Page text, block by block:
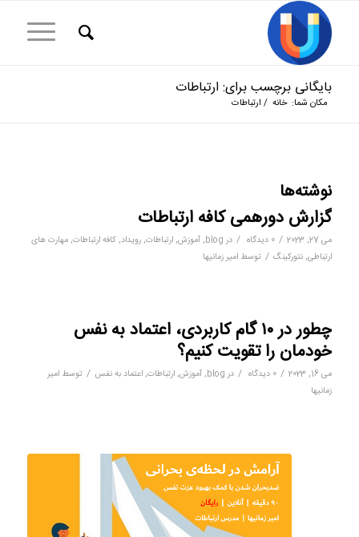
بایگانی برچسب برای: ارتباطات
مکان شما: خانه / ارتباطات
نوشته‌ها
گزارش دورهمی کافه ارتباطات
می 27, 2023 / 0 دیدگاه / در blog
,آموزش,ارتباطات,رویداد,کافه ارتباطات,مهارت های
ارتباطی,نتورکینگ / توسط امیر زمانیها
چطور در ۱۰ گام کاربردی، اعتماد به نفس
خودمان را تقویت کنیم؟
می 16, 2023 / 0 دیدگاه / در blog
,آموزش,ارتباطات,اعتماد به نفس / توسط امیر
زمانیها